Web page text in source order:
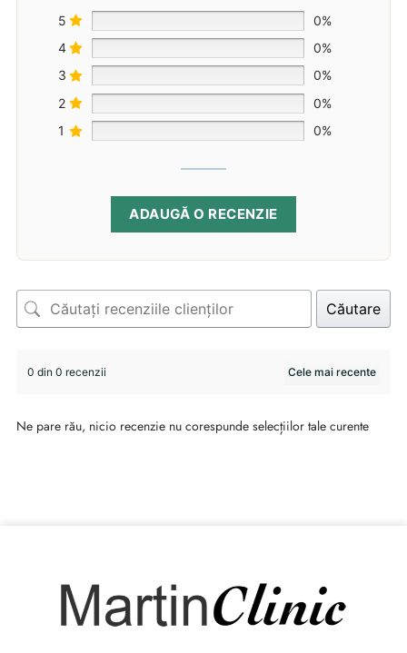
5
0%
4
0%
3
0%
2
0%
1
0%
ADAUGĂ O RECENZIE
Căutare
0 din 0 recenzii
Ne pare rău, nicio recenzie nu corespunde selecțiilor tale curente